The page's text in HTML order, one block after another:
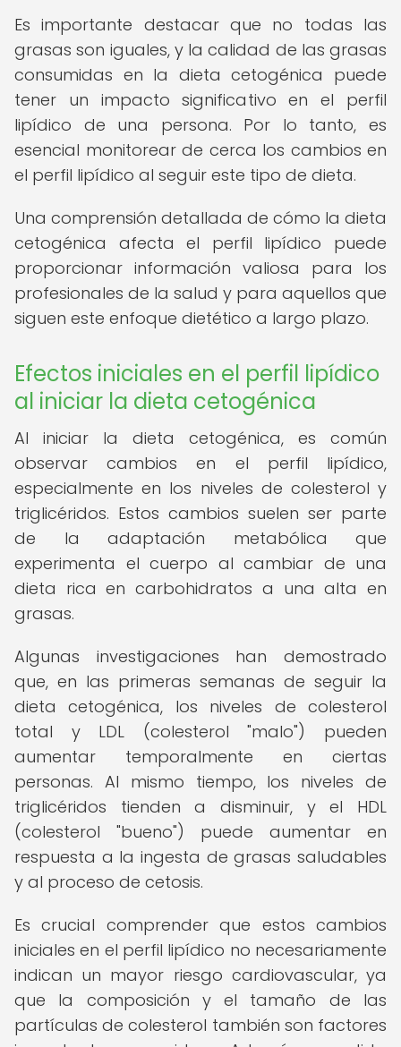
Es importante destacar que no todas las
grasas son iguales, y la calidad de las grasas
consumidas en la dieta cetogénica puede
tener un impacto significativo en el perfil
lipídico de una persona. Por lo tanto, es
esencial monitorear de cerca los cambios en
el perfil lipídico al seguir este tipo de dieta.
Una comprensión detallada de cómo la dieta
cetogénica afecta el perfil lipídico puede
proporcionar información valiosa para los
profesionales de la salud y para aquellos que
siguen este enfoque dietético a largo plazo.
Efectos iniciales en el perfil lipídico
al iniciar la dieta cetogénica
Al iniciar la dieta cetogénica, es común
observar cambios en el perfil lipídico,
especialmente en los niveles de colesterol y
triglicéridos. Estos cambios suelen ser parte
de la adaptación metabólica que
experimenta el cuerpo al cambiar de una
dieta rica en carbohidratos a una alta en
grasas.
Algunas investigaciones han demostrado
que, en las primeras semanas de seguir la
dieta cetogénica, los niveles de colesterol
total y LDL (colesterol "malo") pueden
aumentar temporalmente en ciertas
personas. Al mismo tiempo, los niveles de
triglicéridos tienden a disminuir, y el HDL
(colesterol "bueno") puede aumentar en
respuesta a la ingesta de grasas saludables
y al proceso de cetosis.
Es crucial comprender que estos cambios
iniciales en el perfil lipídico no necesariamente
indican un mayor riesgo cardiovascular, ya
que la composición y el tamaño de las
partículas de colesterol también son factores